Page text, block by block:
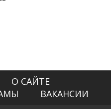
О САЙТЕ
ВАКАНСИИ